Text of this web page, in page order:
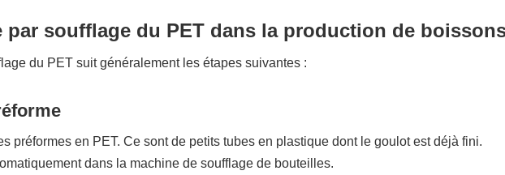
par soufflage du PET dans la production de
du PET suit généralement les étapes suivantes :
préformes en PET. Ce sont de petits tubes en plastique dont le goulot est déjà fini.
dans la machine de soufflage de bouteilles.